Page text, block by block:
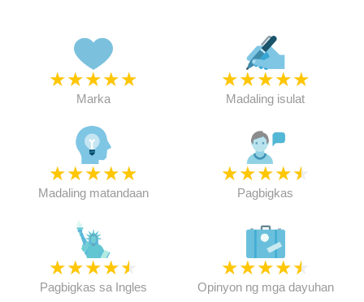
★★★★★
Marka
★★★★★
Madaling isulat
★★★★★
Madaling matandaan
★★★★★
Pagbigkas
★★★★★
Pagbigkas sa Ingles
★★★★★
Opinyon ng mga dayuhan